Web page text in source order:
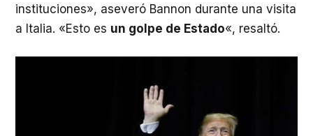
instituciones», aseveró Bannon durante una visita
a Italia. «Esto es un golpe de Estado«, resaltó.